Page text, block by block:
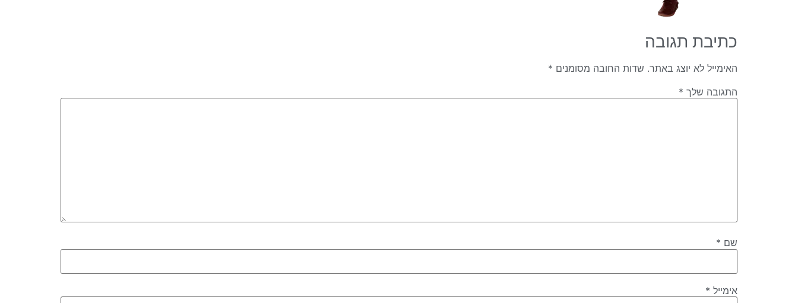
כתיבת תגובה
האימייל לא יוצג באתר. שדות החובה מסומנים *
התגובה שלך *
שם *
אימייל *